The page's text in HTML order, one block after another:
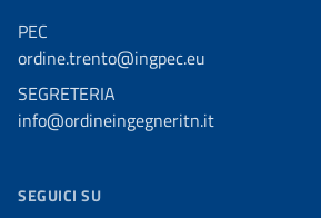
PEC
ordine.trento@ingpec.eu
SEGRETERIA
info@ordineingegneritn.it
SEGUICI SU